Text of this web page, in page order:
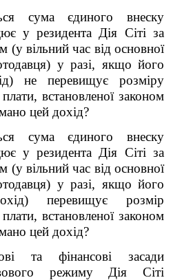
сума єдиного внеску
у резидента Дія Сіті за
(у вільний час від основної
у разі, якщо його
не перевищує розміру
плати, встановленої законом
цей дохід?
сума єдиного внеску
у резидента Дія Сіті за
(у вільний час від основної
у разі, якщо його
перевищує розмір
плати, встановленої законом
цей дохід?
та фінансові засади
режиму Дія Сіті